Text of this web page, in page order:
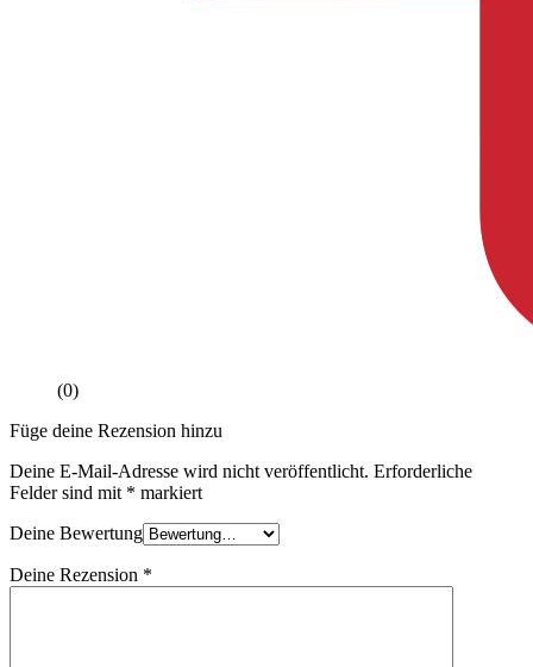
(0)
Füge deine Rezension hinzu
Deine E-Mail-Adresse wird nicht veröffentlicht. Erforderliche
Felder sind mit * markiert
Deine Bewertung
Deine Rezension *